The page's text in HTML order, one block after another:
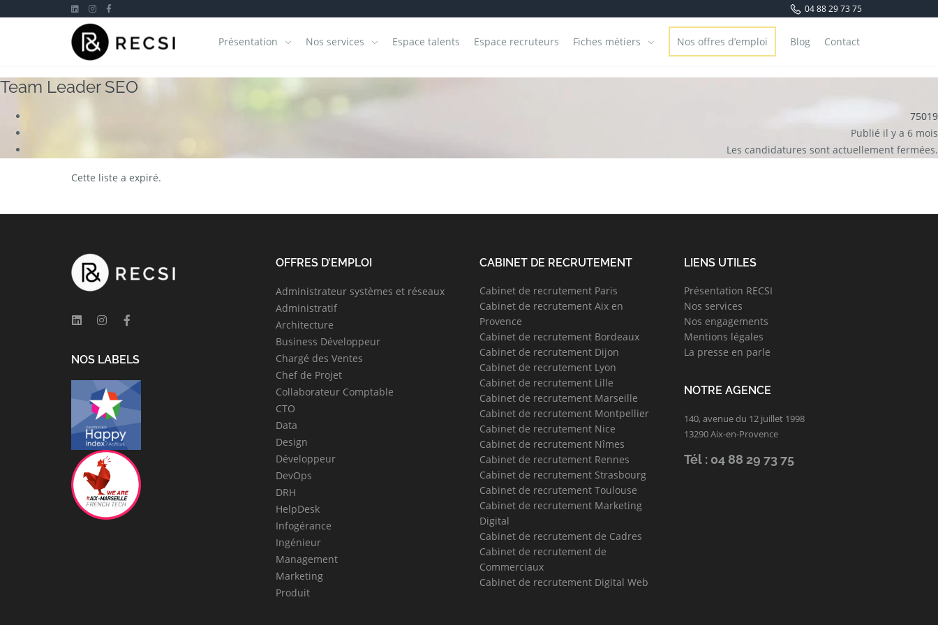
04 88 29 73 75
Présentation Nos services Espace talents Espace recruteurs Fiches métiers Nos offres d’emploi Blog Contact
Team Leader SEO
75019
Publié il y a 6 mois
Les candidatures sont actuellement fermées.
Cette liste a expiré.
NOS LABELS
OFFRES D’EMPLOI
Administrateur systèmes et réseaux
Administratif
Architecture
Business Développeur
Chargé des Ventes
Chef de Projet
Collaborateur Comptable
CTO
Data
Design
Développeur
DevOps
DRH
HelpDesk
Infogérance
Ingénieur
Management
Marketing
Produit
CABINET DE RECRUTEMENT
Cabinet de recrutement Paris
Cabinet de recrutement Aix en
Provence
Cabinet de recrutement Bordeaux
Cabinet de recrutement Dijon
Cabinet de recrutement Lyon
Cabinet de recrutement Lille
Cabinet de recrutement Marseille
Cabinet de recrutement Montpellier
Cabinet de recrutement Nice
Cabinet de recrutement Nîmes
Cabinet de recrutement Rennes
Cabinet de recrutement Strasbourg
Cabinet de recrutement Toulouse
Cabinet de recrutement Marketing
Digital
Cabinet de recrutement de Cadres
Cabinet de recrutement de
Commerciaux
Cabinet de recrutement Digital Web
LIENS UTILES
Présentation RECSI
Nos services
Nos engagements
Mentions légales
La presse en parle
NOTRE AGENCE
140, avenue du 12 juillet 1998
13290 Aix-en-Provence
Tél : 04 88 29 73 75